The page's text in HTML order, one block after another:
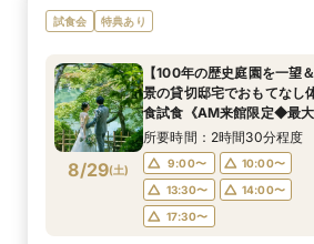
8/28(金)
＼初見学おすすめ★ゆった
園ツアー＊特典あり♪
11:30〜
12:00〜
13:00〜
15:00〜
17:00〜
フェアを予約
8/28(金)
アットホームウェディング
討の方/少人数会食プラン相
ケット付
所要時間：2時間30分程度
11:30〜
12:30〜
14:00〜
15:00〜
17:00〜
フェアを予約
試食会 特典あり
8/29(土)
【100年の歴史庭園を一望
景の貸切邸宅でおもてなし
食試食《AM来館限定◆最大
所要時間：2時間30分程度
9:00〜
10:00〜
13:30〜
14:00〜
17:30〜